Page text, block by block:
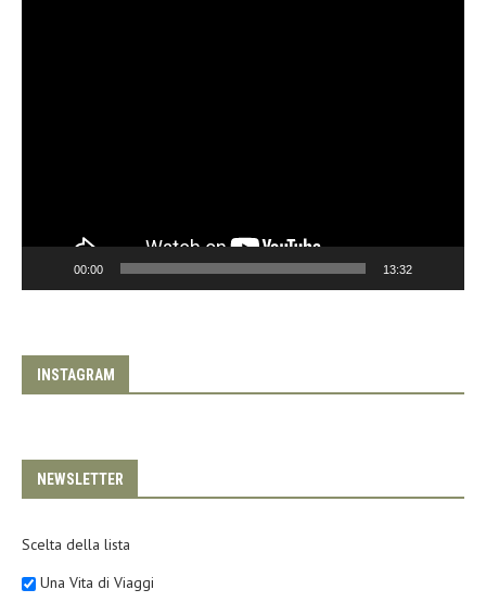
00:00 13:32
INSTAGRAM
NEWSLETTER
Scelta della lista
Una Vita di Viaggi